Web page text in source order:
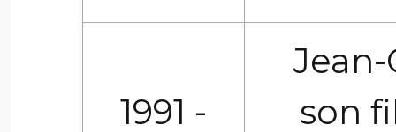
1991 -
son